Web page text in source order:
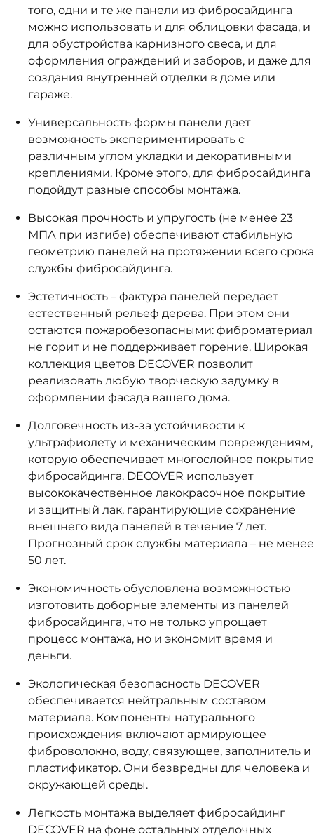
того, одни и те же панели из фибросайдинга
можно использовать и для облицовки фасада, и
для обустройства карнизного свеса, и для
оформления ограждений и заборов, и даже для
создания внутренней отделки в доме или
гараже.
Универсальность формы панели дает
возможность экспериментировать с
различным углом укладки и декоративными
креплениями. Кроме этого, для фибросайдинга
подойдут разные способы монтажа.
Высокая прочность и упругость (не менее 23
МПА при изгибе) обеспечивают стабильную
геометрию панелей на протяжении всего срока
службы фибросайдинга.
Эстетичность – фактура панелей передает
естественный рельеф дерева. При этом они
остаются пожаробезопасными: фиброматериал
не горит и не поддерживает горение. Широкая
коллекция цветов DECOVER позволит
реализовать любую творческую задумку в
оформлении фасада вашего дома.
Долговечность из-за устойчивости к
ультрафиолету и механическим повреждениям,
которую обеспечивает многослойное покрытие
фибросайдинга. DECOVER использует
высококачественное лакокрасочное покрытие
и защитный лак, гарантирующие сохранение
внешнего вида панелей в течение 7 лет.
Прогнозный срок службы материала – не менее
50 лет.
Экономичность обусловлена возможностью
изготовить доборные элементы из панелей
фибросайдинга, что не только упрощает
процесс монтажа, но и экономит время и
деньги.
Экологическая безопасность DECOVER
обеспечивается нейтральным составом
материала. Компоненты натурального
происхождения включают армирующее
фиброволокно, воду, связующее, заполнитель и
пластификатор. Они безвредны для человека и
окружающей среды.
Легкость монтажа выделяет фибросайдинг
DECOVER на фоне остальных отделочных